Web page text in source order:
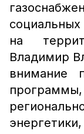
на
Владимир
внимание